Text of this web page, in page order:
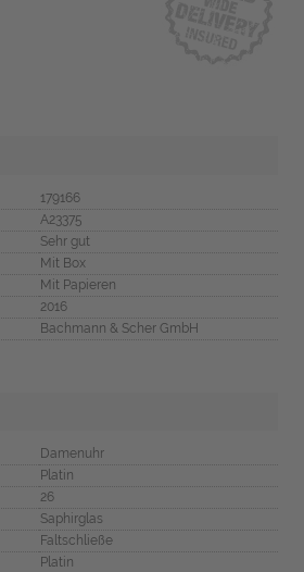
179166
A23375
Sehr gut
Mit Box
Mit Papieren
2016
Bachmann & Scher GmbH
Damenuhr
Platin
26
Saphirglas
Faltschließe
Platin